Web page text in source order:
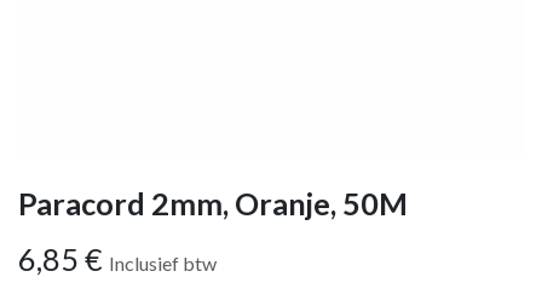
Paracord 2mm, Oranje, 50M
6,85 € Inclusief btw